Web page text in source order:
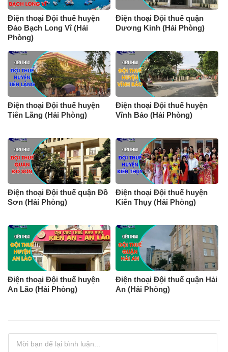
Điện thoại Đội thuế huyện
Đảo Bạch Long Vĩ (Hải
Phòng)
Điện thoại Đội thuế quận
Dương Kinh (Hải Phòng)
Điện thoại Đội thuế huyện
Tiên Lãng (Hải Phòng)
Điện thoại Đội thuế huyện
Vĩnh Bảo (Hải Phòng)
Điện thoại Đội thuế quận Đồ
Sơn (Hải Phòng)
Điện thoại Đội thuế huyện
Kiến Thụy (Hải Phòng)
Điện thoại Đội thuế huyện
An Lão (Hải Phòng)
Điện thoại Đội thuế quận Hải
An (Hải Phòng)